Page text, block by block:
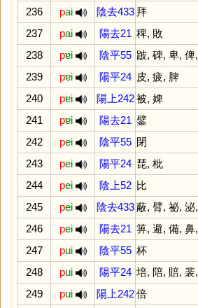
236
pai 陰去433 拜
237
pai 陽去21 稗, 敗
238
pɐi 陰平55 跛, 碑, 卑, 俾,
239
pɐi 陽平24 皮, 疲, 脾
240
pɐi 陽上242 被, 婢
241
pɐi 陽去21 鐾
242
pei 陰平55 閉
243
pei 陽平24 琵, 枇
244
pei 陰上52 比
245
pei 陰去433 蔽, 臂, 祕, 泌,
246
pei 陽去21 箅, 避, 備, 鼻,
247
pui 陰平55 杯
248
pui 陽平24 培, 陪, 賠, 裴,
249
pui 陽上242 倍